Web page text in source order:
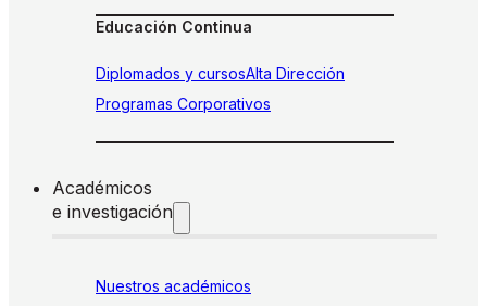
Educación Continua
Diplomados y cursosAlta Dirección
Programas Corporativos
Académicos
e investigación
Nuestros académicos